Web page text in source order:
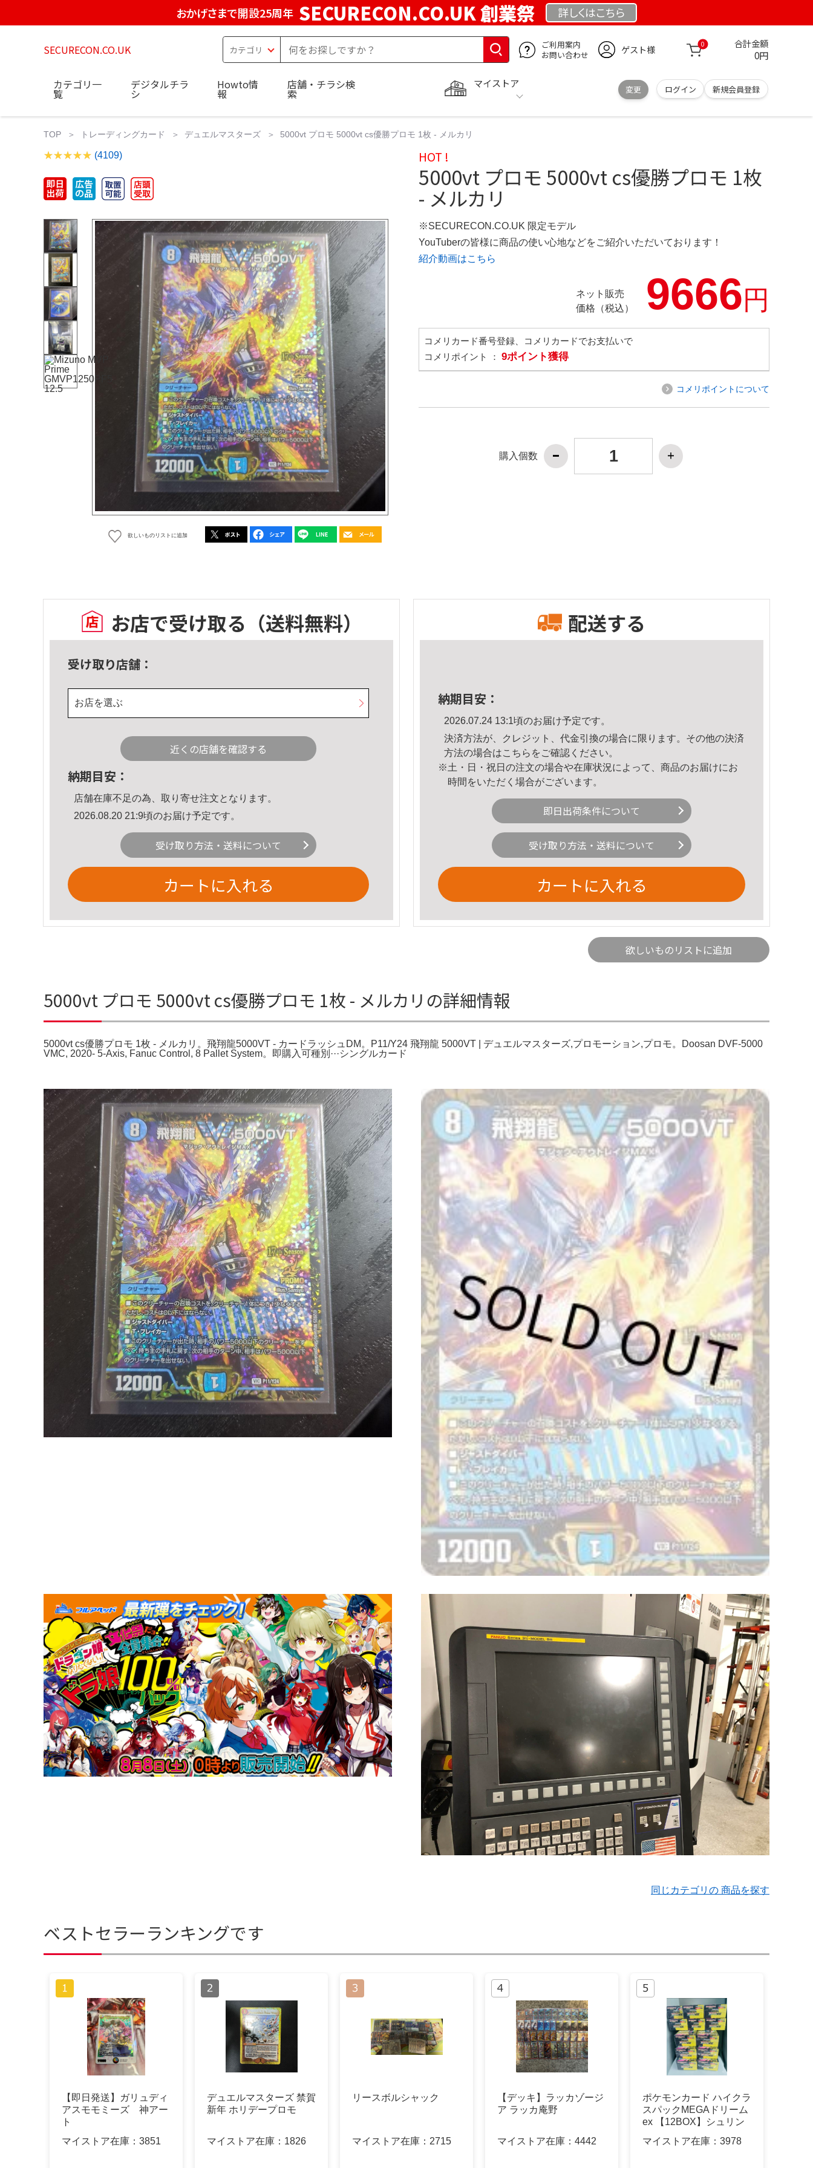
おかげさまで開設25周年 SECURECON.CO.UK 創業祭 詳しくはこちら
SECURECON.CO.UK
ご利用案内
お問い合わせ
ゲスト様 0 合計金額
0円
マイストア
変更 ログイン 新規会員登録
カテゴリ一
覧
デジタルチラ
シ
Howto情
報
店舗・チラシ検
索
TOP トレーディングカード デュエルマスターズ 5000vt プロモ 5000vt cs優勝プロモ 1枚 - メルカリ
(4109)
欲しいものリストに追加
HOT !
5000vt プロモ 5000vt cs優勝プロモ 1枚
- メルカリ
※SECURECON.CO.UK 限定モデル
YouTuberの皆様に商品の使い心地などをご紹介いただいております！
紹介動画はこちら
ネット販売
価格（税込）
9666円
コメリカード番号登録、コメリカードでお支払いで
コメリポイント ： 9ポイント獲得
コメリポイントについて
購入個数
お店で受け取る （送料無料）
受け取り店舗：
お店を選ぶ
近くの店舗を確認する
納期目安：
店舗在庫不足の為、取り寄せ注文となります。
2026.08.20 21:9頃のお届け予定です。
受け取り方法・送料について
カートに入れる
配送する
納期目安：
2026.07.24 13:1頃のお届け予定です。
決済方法が、クレジット、代金引換の場合に限ります。その他の決済
方法の場合はこちら をご確認ください。
※土・日・祝日の注文の場合や在庫状況によって、商品のお届けにお
時間をいただく場合がございます。
即日出荷条件について
受け取り方法・送料について
カートに入れる
欲しいものリストに追加
5000vt プロモ 5000vt cs優勝プロモ 1枚 - メルカリの詳細情報
5000vt cs優勝プロモ 1枚 - メルカリ。飛翔龍5000VT - カードラッシュDM。P11/Y24 飛翔龍 5000VT | デュエルマスターズ,プロモーション,プロモ。Doosan DVF-5000
VMC, 2020- 5-Axis, Fanuc Control, 8 Pallet System。即購入可種別···シングルカード
同じカテゴリの 商品を探す
ベストセラーランキングです
【即日発送】ガリュディ
アスモモミーズ 神アー
ト
マイストア在庫： 3851
デュエルマスターズ 禁賀
新年 ホリデープロモ
マイストア在庫： 1826
リースボルシャック
マイストア在庫： 2715
【デッキ】ラッカゾージ
ア ラッカ庵野
マイストア在庫： 4442
ポケモンカード ハイクラ
スパックMEGAドリーム
ex 【12BOX】シュリン
マイストア在庫： 3978